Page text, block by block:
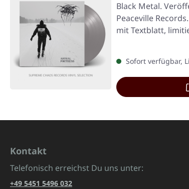
Black Metal.
Peaceville
mit Textblatt,
Sofort verfügbar,
Kontakt
Telefonisch erreichst Du uns unter:
+49 5451 5496 032